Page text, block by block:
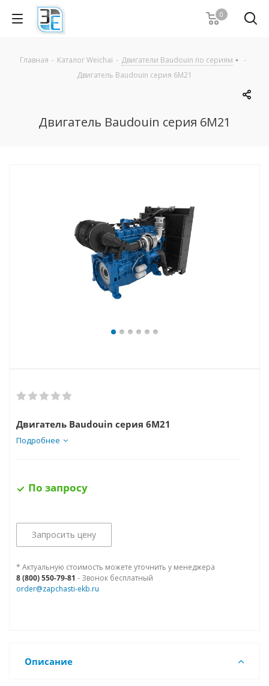
0
Главная - Каталог Weichai - Двигатели Baudouin по сериям
-
Двигатель Baudouin серия 6M21
Двигатель Baudouin серия 6M21
Двигатель Baudouin серия 6M21
Подробнее
По запросу
Запросить цену
* Актуальную стоимость можете уточнить у менеджера
8 (800) 550-79-81 - Звонок бесплатный
order@zapchasti-ekb.ru
Описание